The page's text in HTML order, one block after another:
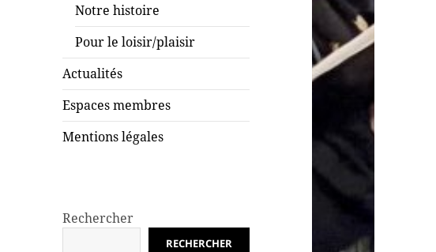
Notre histoire
Pour le loisir/plaisir
Actualités
Espaces membres
Mentions légales
Rechercher
RECHERCHER